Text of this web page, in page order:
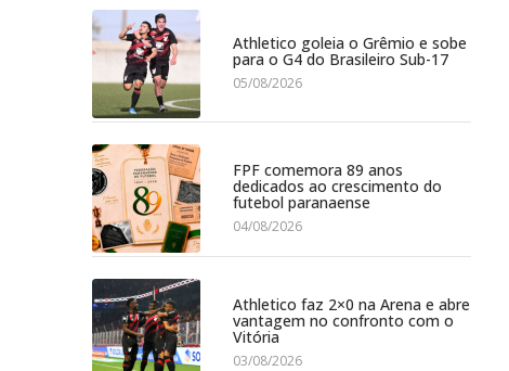
Athletico goleia o Grêmio e sobe
para o G4 do Brasileiro Sub-17
05/08/2026
FPF comemora 89 anos
dedicados ao crescimento do
futebol paranaense
04/08/2026
Athletico faz 2×0 na Arena e abre
vantagem no confronto com o
Vitória
03/08/2026